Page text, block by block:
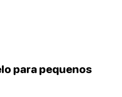
para pequenos